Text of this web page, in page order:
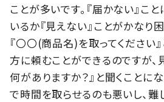
ことが多いです。『届かない』こ
いるか『見えない』ことがかなり
『〇〇(商品名)を取ってください
方に頼むことができるのですが、
何がありますか？』と聞くことに
で時間を取らせるのも悪いし、難